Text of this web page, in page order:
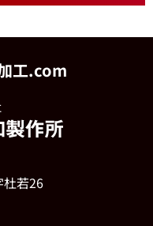
工.com
杜若26